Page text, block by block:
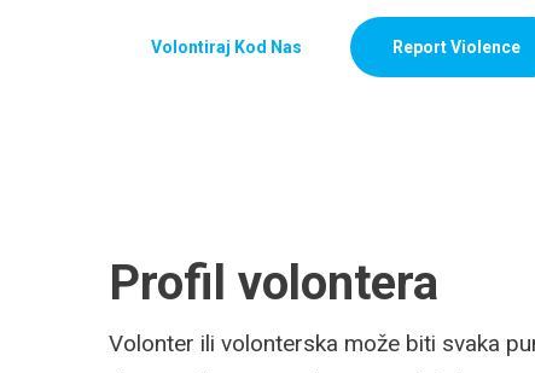
Volontiraj Kod Nas Report Violence
Profil volontera
Volonter ili volonterska može biti svaka